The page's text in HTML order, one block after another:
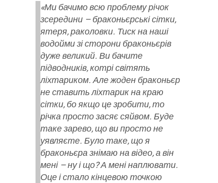
«Ми бачимо всю проблему річок
зсередини – браконьєрські сітки,
ятеря, раколовки. Тиск на наші
водойми зі сторони браконьєрів
дуже великий. Ви бачите
підводників, котрі світять
ліхтариком. Але жоден браконьєр
не ставить ліхтарик на краю
сітки, бо якщо це зробити, то
річка просто засяє сяйвом. Буде
таке зарево, що ви просто не
уявляєте. Було таке, що я
браконьєра знімаю на відео, а він
мені – ну і що? А мені наплювати.
Оце і стало кінцевою точкою